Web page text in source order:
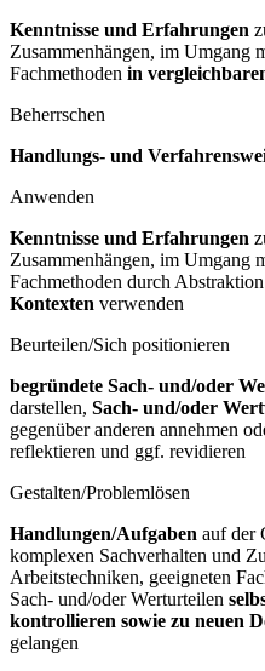
Kenntnisse und Erfahrungen
Zusammenhängen, im Umgang
Fachmethoden in
Beherrschen
Handlungs- und
Anwenden
Kenntnisse und Erfahrungen
Zusammenhängen, im Umgang
Fachmethoden durch
Kontexten verwenden
Beurteilen/Sich positionieren
begründete Sach- und/oder
darstellen, Sach- und/oder
gegenüber anderen annehmen
reflektieren und ggf. revidieren
Gestalten/Problemlösen
Handlungen/Aufgaben auf der
komplexen Sachverhalten und
Arbeitstechniken, geeigneten
Sach- und/oder Werturteilen
kontrollieren sowie zu neuen
gelangen